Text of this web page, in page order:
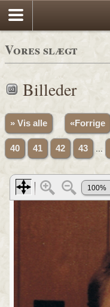
Vores slægt
Billeder
» Vis alle «Forrige
40 41 42 43 ...